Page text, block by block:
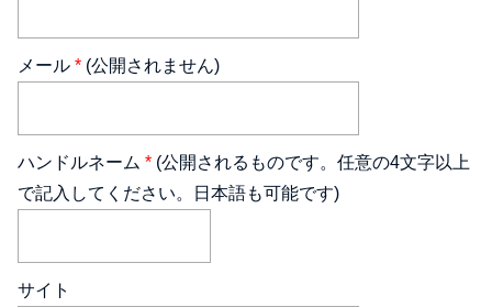
メール * (公開されません)
ハンドルネーム * (公開されるものです。任意の4文字以上
で記入してください。日本語も可能です)
サイト